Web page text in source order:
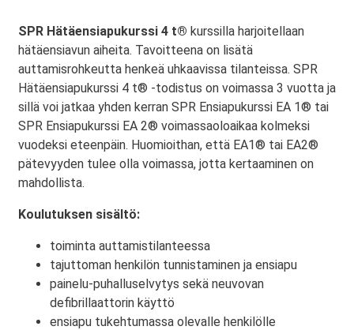
SPR Hätäensiapukurssi 4 t® kurssilla harjoitellaan
hätäensiavun aiheita. Tavoitteena on lisätä
auttamisrohkeutta henkeä uhkaavissa tilanteissa. SPR
Hätäensiapukurssi 4 t® -todistus on voimassa 3 vuotta ja
sillä voi jatkaa yhden kerran SPR Ensiapukurssi EA 1® tai
SPR Ensiapukurssi EA 2® voimassaoloaikaa kolmeksi
vuodeksi eteenpäin. Huomioithan, että EA1® tai EA2®
pätevyyden tulee olla voimassa, jotta kertaaminen on
mahdollista.
Koulutuksen sisältö:
toiminta auttamistilanteessa
tajuttoman henkilön tunnistaminen ja ensiapu
painelu-puhalluselvytys sekä neuvovan
defibrillaattorin käyttö
ensiapu tukehtumassa olevalle henkilölle